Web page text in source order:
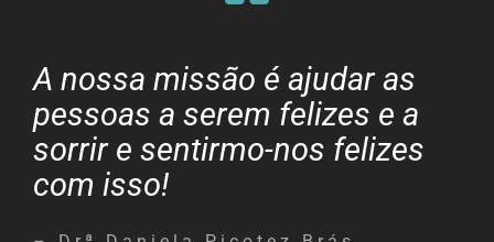
A nossa missão é ajudar as
pessoas a serem felizes e a
sorrir e sentirmo-nos felizes
com isso!